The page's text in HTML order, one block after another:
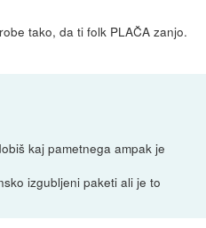
tako, da ti folk PLAČA zanjo.
kaj pametnega ampak je
izgubljeni paketi ali je to